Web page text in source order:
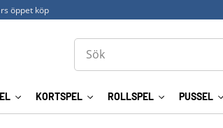
öppet köp
KORTSPEL ROLLSPEL PUSSEL